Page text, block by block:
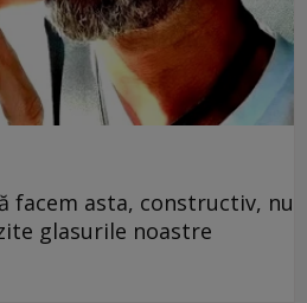
facem asta, constructiv, nu
glasurile noastre